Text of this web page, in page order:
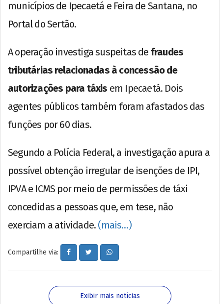
municípios de Ipecaetá e Feira de Santana, no
Portal do Sertão.
A operação investiga suspeitas de fraudes
tributárias relacionadas à concessão de
autorizações para táxis em Ipecaetá. Dois
agentes públicos também foram afastados das
funções por 60 dias.
Segundo a Polícia Federal, a investigação apura a
possível obtenção irregular de isenções de IPI,
IPVA e ICMS por meio de permissões de táxi
concedidas a pessoas que, em tese, não
exerciam a atividade. (mais…)
Compartilhe via:
Exibir mais notícias